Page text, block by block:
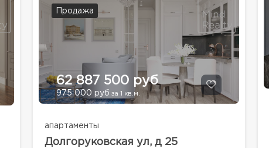
Продажа
62 887 500 руб
975 000 руб за 1 кв.м.
апартаменты
Долгоруковская ул, д 25